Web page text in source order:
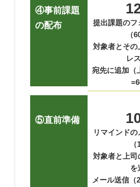
④事前課題
の配布
提出課題のフ
（
対象者とその
レ
宛先に追加（
⑤直前準備
リマインドの
対象者と上司
を
メール送信（